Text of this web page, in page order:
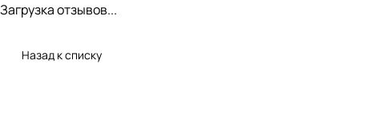
Загрузка отзывов...
Назад к списку